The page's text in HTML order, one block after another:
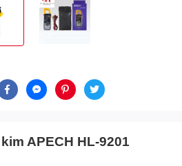
APECH HL-9201